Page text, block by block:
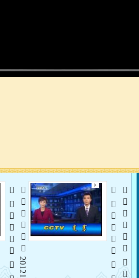
 20121107    